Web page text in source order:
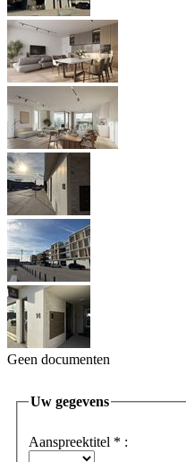
Geen documenten